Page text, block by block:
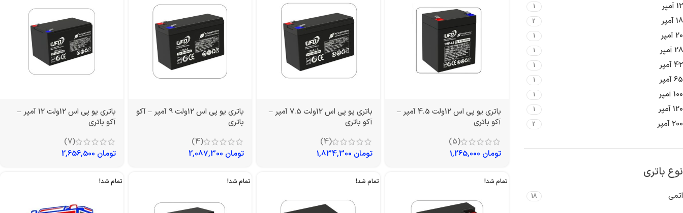
12 آمپر 1
18 آمپر 2
20 آمپر 1
28 آمپر 1
42 آمپر 1
65 آمپر 1
100 آمپر 1
120 آمپر 1
200 آمپر 2
نوع باتری
اتمی 18
باتری یو پی اس 12ولت 4.5 آمپر –
آکو باتری
(5)
تومان
باتری یو پی اس 12ولت 7.5 آمپر –
آکو باتری
(4)
تومان
باتری یو پی اس 12ولت 9 آمپر – آکو
باتری
(4)
تومان
باتری یو پی اس 12ولت 12 آمپر –
آکو باتری
(7)
تومان
تمام شد! تمام شد! تمام شد! تمام شد!